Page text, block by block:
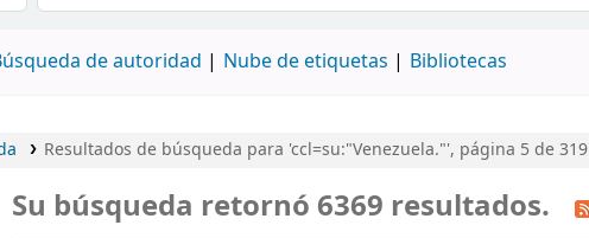
de autoridad Nube de etiquetas Bibliotecas
Resultados de búsqueda para 'ccl=su:"Venezuela."', página 5 de 319
Su búsqueda retornó 6369 resultados.